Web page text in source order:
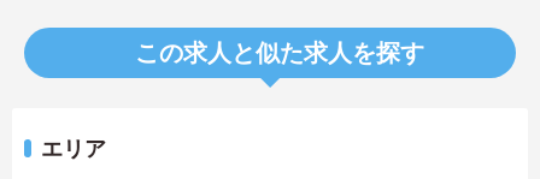
この求人と似た求人を探す
エリア